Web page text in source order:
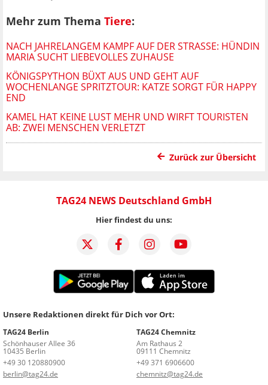
Mehr zum Thema Tiere:
NACH JAHRELANGEM KAMPF AUF DER STRASSE: HÜNDIN M
ARIA SUCHT LIEBEVOLLES ZUHAUSE
KÖNIGSPYTHON BÜXT AUS UND GEHT AUF
WOCHENLANGE SPRITZTOUR: KATZE SORGT FÜR HAPPY
END
KAMEL HAT KEINE LUST MEHR UND WIRFT TOURISTEN
AB: ZWEI MENSCHEN VERLETZT
Zurück zur Übersicht
TAG24 NEWS Deutschland GmbH
Hier findest du uns:
Unsere Redaktionen direkt für Dich vor Ort:
TAG24 Berlin
Schönhauser Allee 36
10435 Berlin
+49 30 120880900
berlin@tag24.de
TAG24 Chemnitz
Am Rathaus 2
09111 Chemnitz
+49 371 6906600
chemnitz@tag24.de